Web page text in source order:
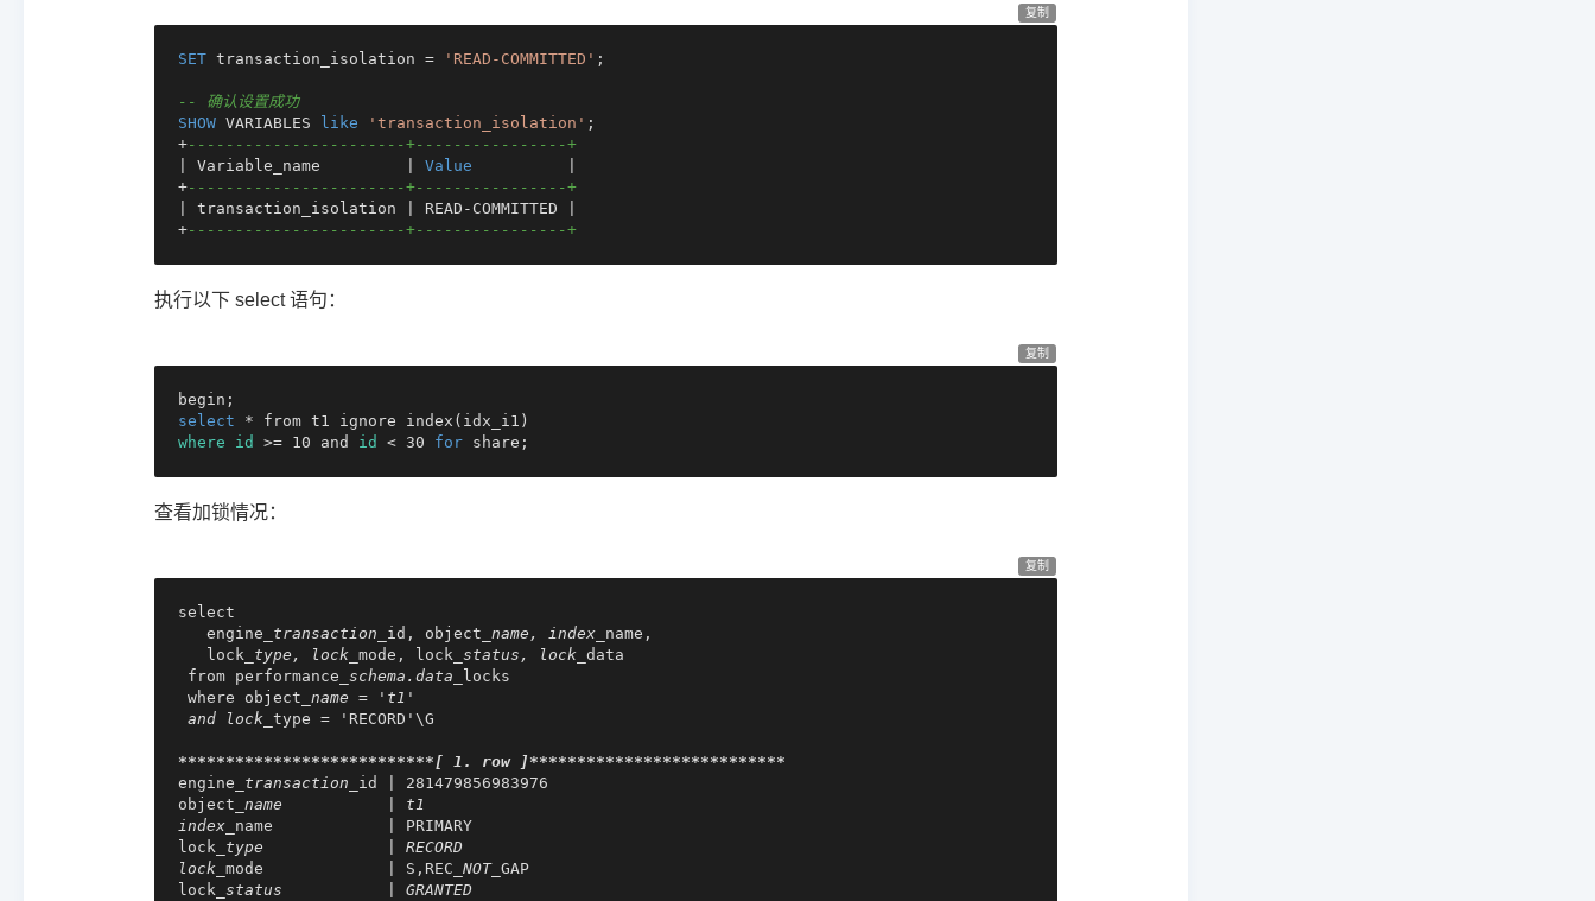
复制
SET transaction_isolation = 'READ-COMMITTED' ;
-- 确认设置成功
SHOW VARIABLES like 'transaction_isolation'
+-----------------------+----------------+
Variable_name Value
+-----------------------+----------------+
transaction_isolation READ - COMMITTED
+-----------------------+----------------+
执行以下 select 语句：
复制
select
where
id >= 10 and id < 30 for share;
查看加锁情况：
复制
select
   engine
_transaction_ id, object _name, index_ name,
   lock
_type, lock_ mode, lock _status, lock_ data
from performance _schema.data_ locks
where object _name = 't1'
and lock_ type = 'RECORD'\G
***************************[ 1. row ]***************************
engine _transaction_ id | 281479856983976
object _name           | t1
index_ name            | PRIMARY
lock _type             | RECORD
lock_ mode             | S,REC _NOT_ GAP
lock _status           | GRANTED